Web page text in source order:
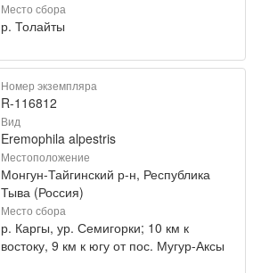
Место сбора
р. Толайты
Номер экземпляра
R-116812
Вид
Eremophila alpestris
Местоположение
Монгун-Тайгинский р-н, Республика
Тыва (Россия)
Место сбора
р. Каргы, ур. Семигорки; 10 км к
востоку, 9 км к югу от пос. Мугур-Аксы